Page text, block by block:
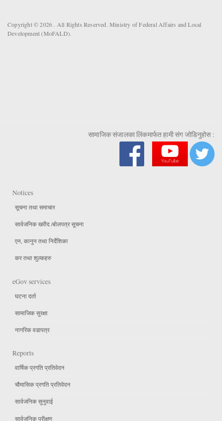
Copyright © 2026 . All Rights Reserved. Ministry of Federal Affairs and Local
Development (MoFALD).
सामाजिक संजालका लिंकमार्फत हामी संग जोडिनुहोस :
Notices
सूचना तथा समाचार
सार्वजनिक खरीद /बोलपत्र सूचना
एन, कानुन तथा निर्देशिका
कर तथा शुल्कहरु
eGov services
घटना दर्ता
सामाजिक सुरक्षा
नागरिक वडापत्र
Reports
वार्षिक प्रगति प्रतिवेदन
चौमासिक प्रगति प्रतिवेदन
सार्वजनिक सुनुवाई
सार्वजनिक परीक्षण